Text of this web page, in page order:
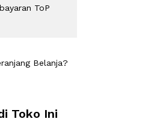
ToP
Belanja?
Toko Ini